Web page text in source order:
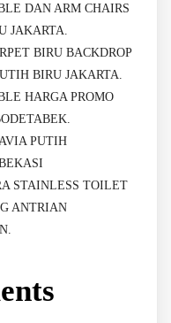
DAN ARM CHAIRS
JAKARTA.
BIRU BACKDROP
BIRU JAKARTA.
HARGA PROMO
PUTIH
STAINLESS TOILET
ANTRIAN